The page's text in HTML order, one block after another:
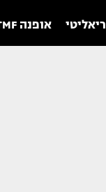
ריאליטי אופנה TMF